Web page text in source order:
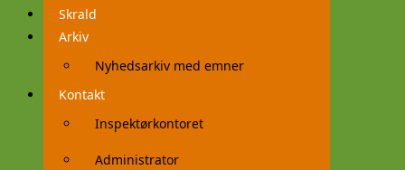
Skrald
Arkiv
Nyhedsarkiv med emner
Kontakt
Inspektørkontoret
Administrator